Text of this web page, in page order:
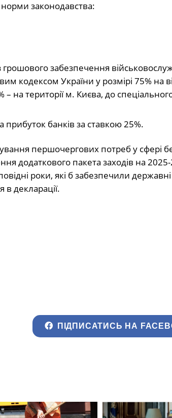
законодавства:
забезпечення
кодексом України у розмірі 75% на
– на території м. Києва, до
банків за ставкою 25%.
першочергових потреб у сфері
додаткового пакета заходів на
роки, які б забезпечили
декларації.
ПІДПИСАТИСЬ НА